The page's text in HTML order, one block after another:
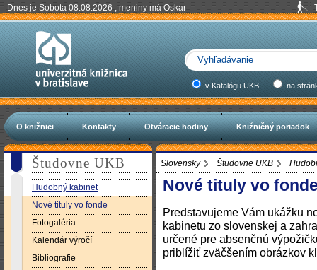
Dnes je Sobota 08.08.2026 , meniny má Oskar
v Katalógu UKB na
O knižnici Kontakty Otváracie hodiny Knižničný poriadok
Slovensky Študovne UKB
Nové tituly vo
Predstavujeme Vám ukážku
kabinetu zo slovenskej a
určené pre absenčnú
priblížiť zväčšením obrázkov
Študovne UKB
Hudobný kabinet
Nové tituly vo fonde
Fotogaléria
Kalendár výročí
Bibliografie